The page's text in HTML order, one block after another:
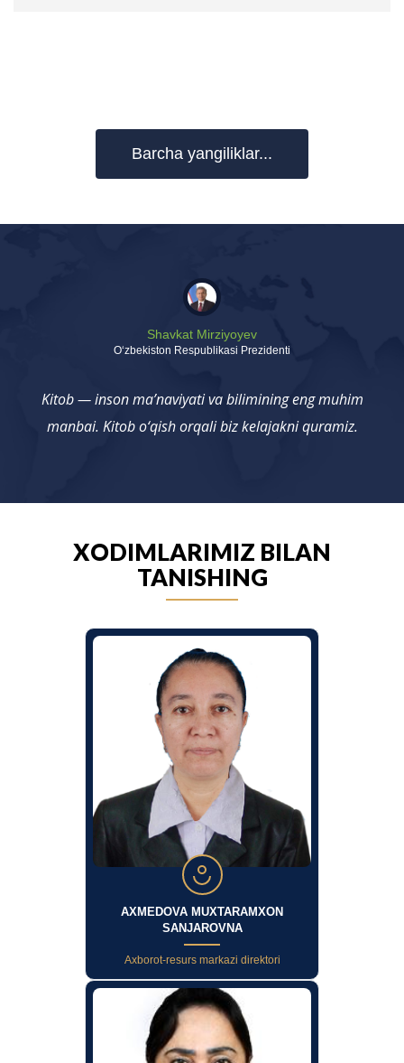
Barcha yangiliklar...
Shavkat Mirziyoyev
Oʻzbekiston Respublikasi Prezidenti
Kitob — inson ma’naviyati va bilimining eng muhim
manbai. Kitob o‘qish orqali biz kelajakni quramiz.
XODIMLARIMIZ BILAN
TANISHING
AXMEDOVA MUXTARAMXON
SANJAROVNA
Axborot-resurs markazi direktori